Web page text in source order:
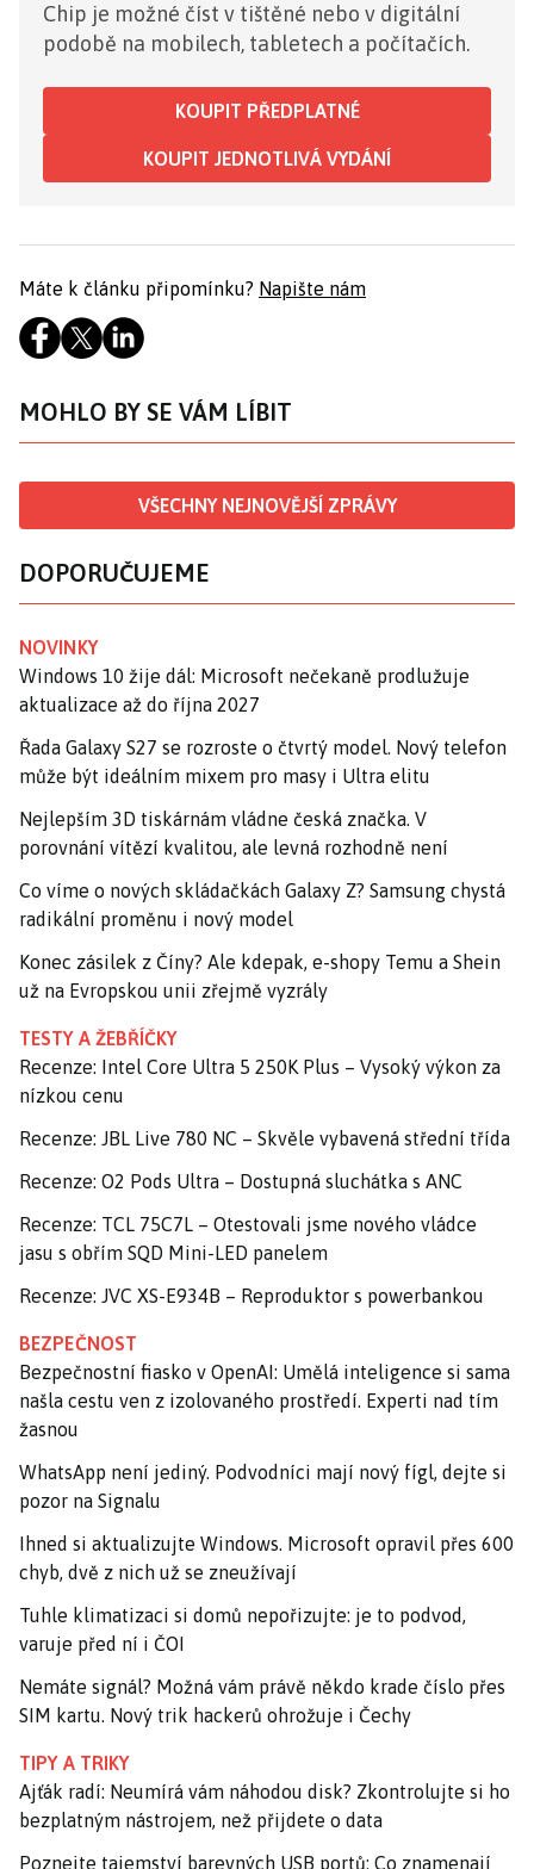
Chip je možné číst v tištěné nebo v digitální
podobě na mobilech, tabletech a počítačích.
KOUPIT PŘEDPLATNÉ
KOUPIT JEDNOTLIVÁ VYDÁNÍ
Máte k článku připomínku? Napište nám
MOHLO BY SE VÁM LÍBIT
VŠECHNY NEJNOVĚJŠÍ ZPRÁVY
DOPORUČUJEME
NOVINKY
Windows 10 žije dál: Microsoft nečekaně prodlužuje
aktualizace až do října 2027
Řada Galaxy S27 se rozroste o čtvrtý model. Nový telefon
může být ideálním mixem pro masy i Ultra elitu
Nejlepším 3D tiskárnám vládne česká značka. V
porovnání vítězí kvalitou, ale levná rozhodně není
Co víme o nových skládačkách Galaxy Z? Samsung chystá
radikální proměnu i nový model
Konec zásilek z Číny? Ale kdepak, e-shopy Temu a Shein
už na Evropskou unii zřejmě vyzrály
TESTY A ŽEBŘÍČKY
Recenze: Intel Core Ultra 5 250K Plus – Vysoký výkon za
nízkou cenu
Recenze: JBL Live 780 NC – Skvěle vybavená střední třída
Recenze: O2 Pods Ultra – Dostupná sluchátka s ANC
Recenze: TCL 75C7L – Otestovali jsme nového vládce
jasu s obřím SQD Mini-LED panelem
Recenze: JVC XS-E934B – Reproduktor s powerbankou
BEZPEČNOST
Bezpečnostní fiasko v OpenAI: Umělá inteligence si sama
našla cestu ven z izolovaného prostředí. Experti nad tím
žasnou
WhatsApp není jediný. Podvodníci mají nový fígl, dejte si
pozor na Signalu
Ihned si aktualizujte Windows. Microsoft opravil přes 600
chyb, dvě z nich už se zneužívají
Tuhle klimatizaci si domů nepořizujte: je to podvod,
varuje před ní i ČOI
Nemáte signál? Možná vám právě někdo krade číslo přes
SIM kartu. Nový trik hackerů ohrožuje i Čechy
TIPY A TRIKY
Ajťák radí: Neumírá vám náhodou disk? Zkontrolujte si ho
bezplatným nástrojem, než přijdete o data
Poznejte tajemství barevných USB portů: Co znamenají